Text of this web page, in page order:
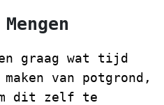
graag wat tijd
van potgrond,
dit zelf te